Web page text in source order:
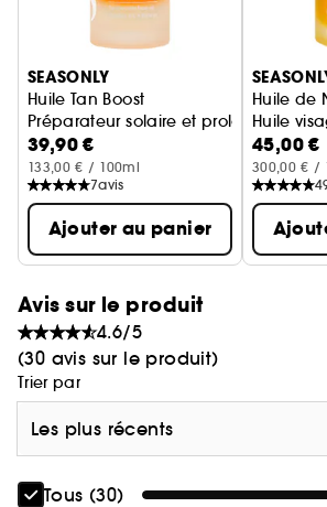
SEASONLY
Huile Tan Boost
Préparateur solaire et prolongateur
39,90 €
133,00 € / 100ml
7avis
Ajouter au panier
Huile de
Huile
45,00 €
300,00 € /
Avis sur le produit
4.6/5
(30 avis sur le produit)
Trier par
Les plus récents
Tous (30)